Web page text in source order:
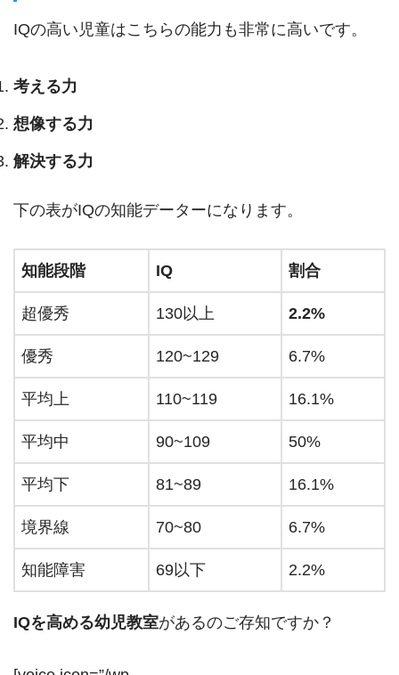
IQの高い児童はこちらの能力も非常に高いです。
考える力
想像する力
解決する力
下の表がIQの知能データーになります。
知能段階 IQ 割合
超優秀 130以上 2.2%
優秀 120~129 6.7%
平均上 110~119 16.1%
平均中 90~109 50%
平均下 81~89 16.1%
境界線 70~80 6.7%
知能障害 69以下 2.2%
IQを高める幼児教室があるのご存知ですか？